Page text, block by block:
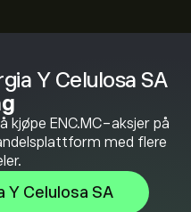
Y Celulosa SA
ENC.MC-aksjer på
med flere
Y Celulosa SA